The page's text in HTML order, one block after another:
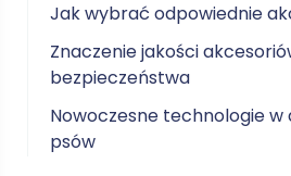
Jak wybrać odpowiednie
Znaczenie jakości
bezpieczeństwa
Nowoczesne technologie
psów